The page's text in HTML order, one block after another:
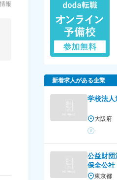
報
新着求人がある企業
学校法人
大阪府
-
公益財団
保全公社
東京都